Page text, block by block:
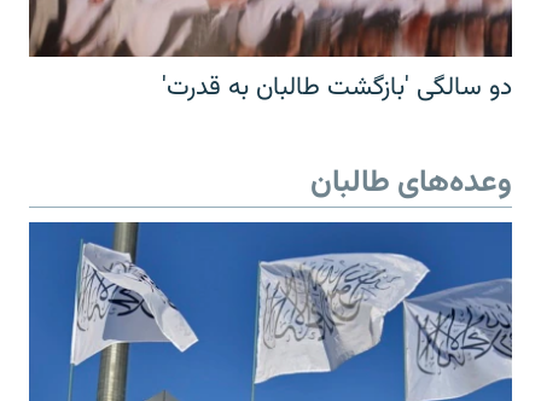
دو سالگی 'بازگشت طالبان به قدرت'
وعده‌های طالبان